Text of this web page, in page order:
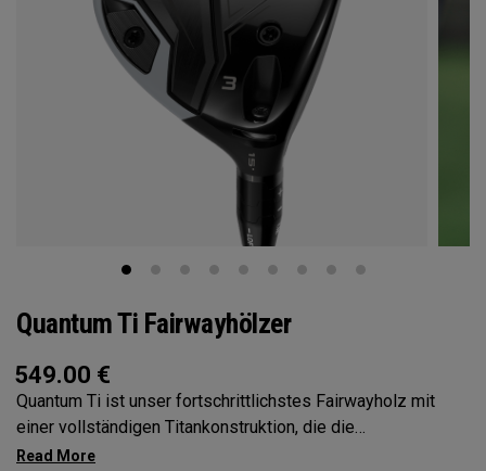
Quantum Ti Fairwayhölzer
549.00 €
Quantum Ti ist unser fortschrittlichstes Fairwayholz mit
einer vollständigen Titankonstruktion, die die
Fehlerverzeihung von Max mit der Performance-DNA von